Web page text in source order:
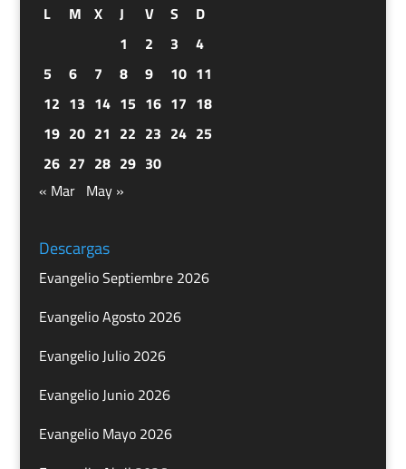
L M X J V S
D
1
2 3
4
5
6 7 8 9 10 11
12 13 14 15 16 17 18
19 20 21 22 23 24 25
26 27 28 29 30
« Mar May »
Descargas
Evangelio Septiembre 2026
Evangelio Agosto 2026
Evangelio Julio 2026
Evangelio Junio 2026
Evangelio Mayo 2026